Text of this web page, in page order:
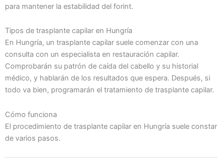
para mantener la estabilidad del forint.
Tipos de trasplante capilar en Hungría
En Hungría, un trasplante capilar suele comenzar con una
consulta con un especialista en restauración capilar.
Comprobarán su patrón de caída del cabello y su historial
médico, y hablarán de los resultados que espera. Después, si
todo va bien, programarán el tratamiento de trasplante capilar.
Cómo funciona
El procedimiento de trasplante capilar en Hungría suele constar
de varios pasos.